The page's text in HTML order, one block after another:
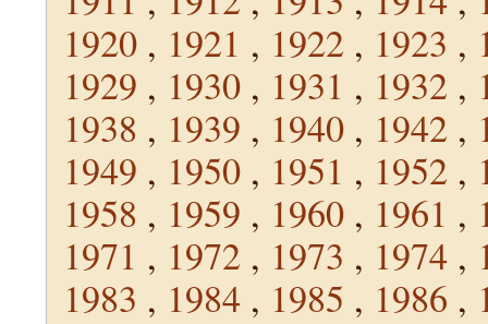
1920 , 1921 , 1922 , 1923 ,
1929 , 1930 , 1931 , 1932 ,
1938 , 1939 , 1940 , 1942 ,
1949 , 1950 , 1951 , 1952 ,
1958 , 1959 , 1960 , 1961 ,
1971 , 1972 , 1973 , 1974 ,
1983 , 1984 , 1985 , 1986 ,